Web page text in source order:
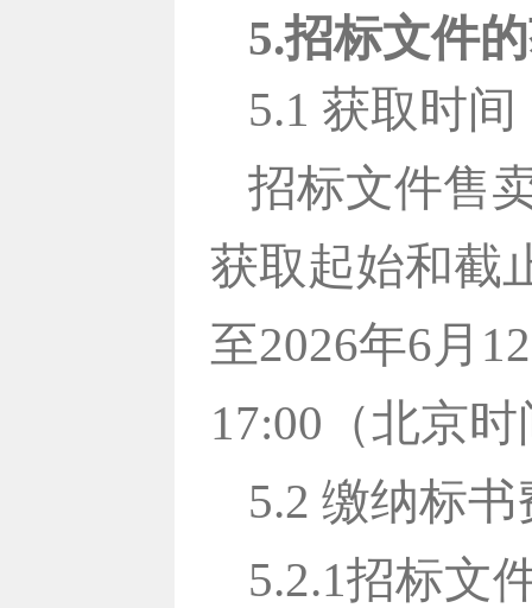
5.招标文件
5.1 获取时间
招标文件售
获取起始和截
至2026年6月
17:00（北京
5.2 缴纳标书
5.2.1招标文